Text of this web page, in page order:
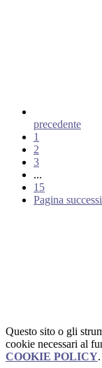
precedente
1
2
3
...
15
Pagina
Questo sito o gli
cookie necessari al
COOKIE POLICY.